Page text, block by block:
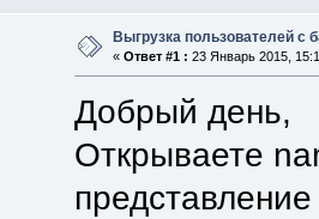
Выгрузка пользователей с
«Ответ #1 : 23 Январь 2015,
Добрый день,
Открываете